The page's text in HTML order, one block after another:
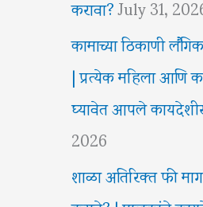
कामाच्या ठिकाणी
| प्रत्येक महिला आणि
घ्यावेत आपले
2026
शाळा अतिरिक्त फी